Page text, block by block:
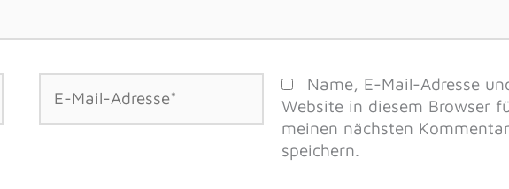
Mail-
Adresse*
Name, E-Mail-Adresse
Website in diesem Browser
meinen nächsten Kommentar
speichern.